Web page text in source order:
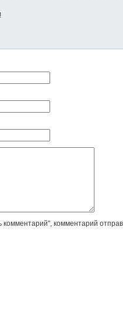
комментарий", комментарий